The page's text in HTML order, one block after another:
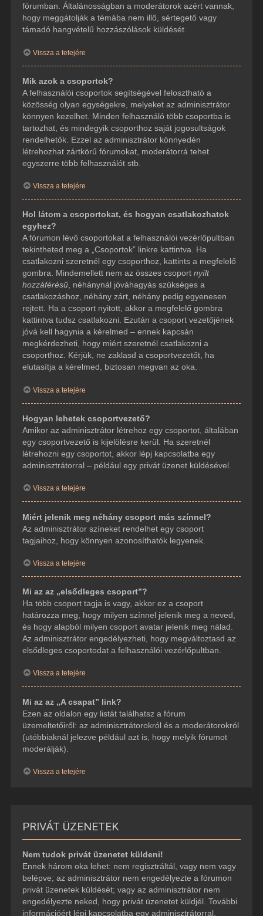
fórumban. Általánosságban a moderátorok azért vannak,
hogy meggátolják a témába nem illő, sértegető vagy
támadó hangvételű hozzászólások küldését.
Vissza a tetejére
Mik azok a csoportok?
A felhasználói csoportok segítségével felosztható a
közösség olyan egységekre, melyeket az adminisztrátor
könnyen kezelhet. Minden felhasználó több csoportba is
tartozhat, és mindegyik csoporthoz saját jogosultságok
rendelhetők. Ezzel az adminisztrátor könnyedén
létrehozhat zártkörű fórumokat, moderátorrá tehet
egyszerre több felhasználót stb.
Vissza a tetejére
Hol látom a csoportokat, és hogyan csatlakozhatok
egyhez?
A fórumon lévő csoportokat a felhasználói vezérlőpultban
tekintheted meg a „Csoportok” linkre kattintva. Ha
csatlakozni szeretnél egy csoporthoz, kattints a megfelelő
gombra. Mindemellett nem az összes csoport nyílt
hozzáférésű, néhánynál jóváhagyás szükséges a
csatlakozáshoz, néhány zárt, néhány pedig egyenesen
rejtett. Ha a csoport nyitott, akkor a megfelelő gombra
kattintva tudsz csatlakozni. Ezután a csoport vezetőjének
jóvá kell hagynia a kérelmed – ennek kapcsán
megkérdezheti, hogy miért szeretnél csatlakozni a
csoporthoz. Kérjük, ne zaklasd a csoportvezetőt, ha
elutasítja a kérelmed, biztosan megvan az oka.
Vissza a tetejére
Hogyan lehetek csoportvezető?
Amikor az adminisztrátor létrehoz egy csoportot, általában
egy csoportvezető is kijelölésre kerül. Ha szeretnél
létrehozni egy csoportot, akkor lépj kapcsolatba egy
adminisztrátorral – például egy privát üzenet küldésével.
Vissza a tetejére
Miért jelenik meg néhány csoport más színnel?
Az adminisztrátor színeket rendelhet egy csoport
tagjaihoz, hogy könnyen azonosíthatók legyenek.
Vissza a tetejére
Mi az az „elsődleges csoport”?
Ha több csoport tagja is vagy, akkor ez a csoport
határozza meg, hogy milyen színnel jelenik meg a neved,
és hogy alapból milyen csoport avatar jelenik meg nálad.
Az adminisztrátor engedélyezheti, hogy megváltoztasd az
elsődleges csoportodat a felhasználói vezérlőpultban.
Vissza a tetejére
Mi az az „A csapat” link?
Ezen az oldalon egy listát találhatsz a fórum
üzemeltetőiről: az adminisztrátorokról és a moderátorokról
(utóbbiaknál jelezve például azt is, hogy melyik fórumot
moderálják).
Vissza a tetejére
PRIVÁT ÜZENETEK
Nem tudok privát üzenetet küldeni!
Ennek három oka lehet: nem regisztráltál, vagy nem vagy
belépve; az adminisztrátor nem engedélyezte a fórumon
privát üzenetek küldését; vagy az adminisztrátor nem
engedélyezte neked, hogy privát üzenetet küldjél. További
információért lépj kapcsolatba egy adminisztrátorral.